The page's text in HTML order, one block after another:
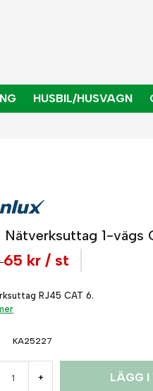
HUSBIL/HUSVAGN
Nätverksuttag 1-vägs
65 kr / st
RJ45 CAT 6.
KA25227
+ LÄGG I